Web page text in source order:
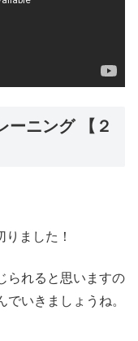
ーニング 【２
ました！
られると思いますの
いきましょうね。